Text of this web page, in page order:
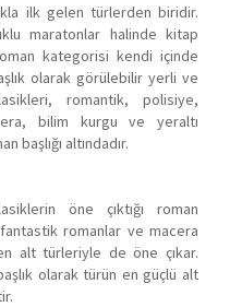
ilk gelen türlerden biridir.
maratonlar halinde kitap
kategorisi kendi içinde
olarak görülebilir yerli ve
romantik, polisiye,
bilim kurgu ve yeraltı
başlığı altındadır.
öne çıktığı roman
romanlar ve macera
alt türleriyle de öne çıkar.
olarak türün en güçlü alt